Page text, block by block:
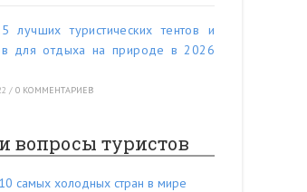
лучших туристических тентов и
для отдыха на природе в 2026
/ 0 КОММЕНТАРИЕВ
вопросы туристов
10 самых холодных стран в мире